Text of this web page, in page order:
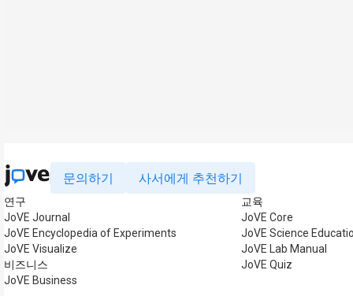
문의하기 사서에게 추천하기
연구
JoVE Journal
JoVE Encyclopedia of Experiments
JoVE Visualize
비즈니스
JoVE Business
교육
JoVE Core
JoVE Science
JoVE Lab Manual
JoVE Quiz